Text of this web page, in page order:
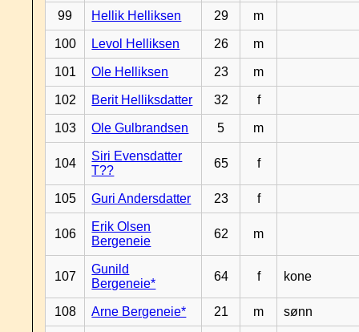
99 Hellik Helliksen 29 m
100 Levol Helliksen 26 m
101 Ole Helliksen 23 m
102 Berit Helliksdatter 32 f
103 Ole Gulbrandsen 5 m
104
Siri Evensdatter
T??
65 f
105 Guri Andersdatter 23 f
106
Erik Olsen
Bergeneie
62 m
107
Gunild
Bergeneie*
64 f kone
108 Arne Bergeneie* 21 m sønn